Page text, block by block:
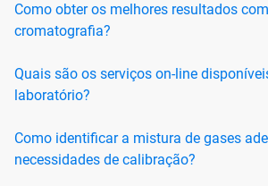
Como obter os melhores resultados
cromatografia?
Quais são os serviços on-line
laboratório?
Como identificar a mistura de gases
necessidades de calibração?